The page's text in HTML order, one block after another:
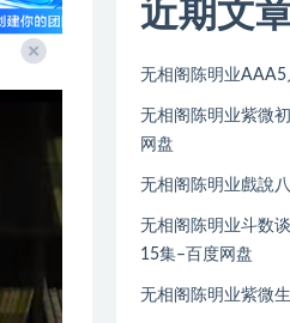
近期文
无相阁陈明业
无相阁陈明业紫微
网盘
无相阁陈明业戲說
无相阁陈明业斗数
15集–百度网盘
无相阁陈明业紫微